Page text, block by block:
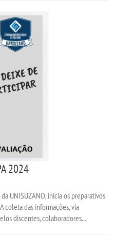
2024
UNISUZANO, inicia os preparativos
coleta das informações, via
discentes, colaboradores...